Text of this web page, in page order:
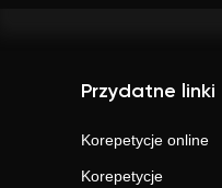
Przydatne linki
Korepetycje online
Korepetycje